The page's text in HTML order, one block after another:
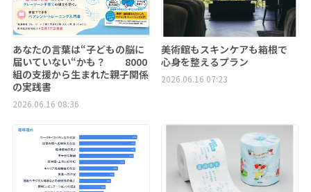
あなたの言葉は“子どもの脳に
届いていない“かも？ 8000
組の支援から生まれた親子関係
の実践書
2026.06.16 08:36
美術館もスキンケアも箱根で
心身を整えるプラン
2026.06.16 07:23